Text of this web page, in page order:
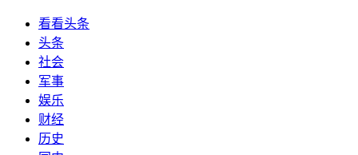
看看头条
头条
社会
军事
娱乐
财经
历史